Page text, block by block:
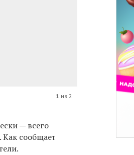
1 из 2
— всего
сообщает